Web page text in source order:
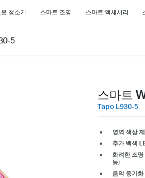
청소기 스마트 조명 스마트 액세서리
5
스마트
Tapo L930-5
영역 색상
추가 백색
화려한 조명
능)
음악 동기화